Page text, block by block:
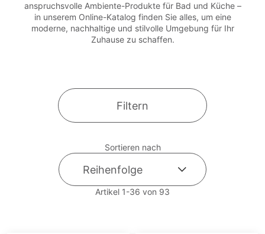
anspruchsvolle Ambiente-Produkte für Bad und Küche –
in unserem Online-Katalog finden Sie alles, um eine
moderne, nachhaltige und stilvolle Umgebung für Ihr
Zuhause zu schaffen.
Artikel 1-36 von 93
Sortieren nach
Filtern